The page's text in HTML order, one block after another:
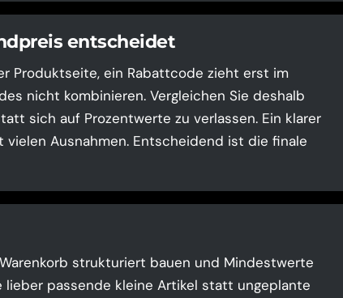
entscheidet
Produktseite, ein Rabattcode zieht erst im
nicht kombinieren. Vergleichen Sie deshalb
sich auf Prozentwerte zu verlassen. Ein klarer
Ausnahmen. Entscheidend ist die finale
strukturiert bauen und Mindestwerte
lieber passende kleine Artikel statt ungeplante